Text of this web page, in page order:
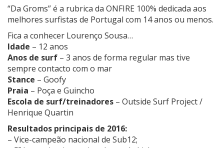
“Da Groms” é a rubrica da ONFIRE 100% dedicada aos
melhores surfistas de Portugal com 14 anos ou menos.
Fica a conhecer Lourenço Sousa…
Idade – 12 anos
Anos de surf – 3 anos de forma regular mas tive
sempre contacto com o mar
Stance – Goofy
Praia – Poça e Guincho
Escola de surf/treinadores – Outside Surf Project /
Henrique Quartin
Resultados principais de 2016:
– Vice-campeão nacional de Sub12;